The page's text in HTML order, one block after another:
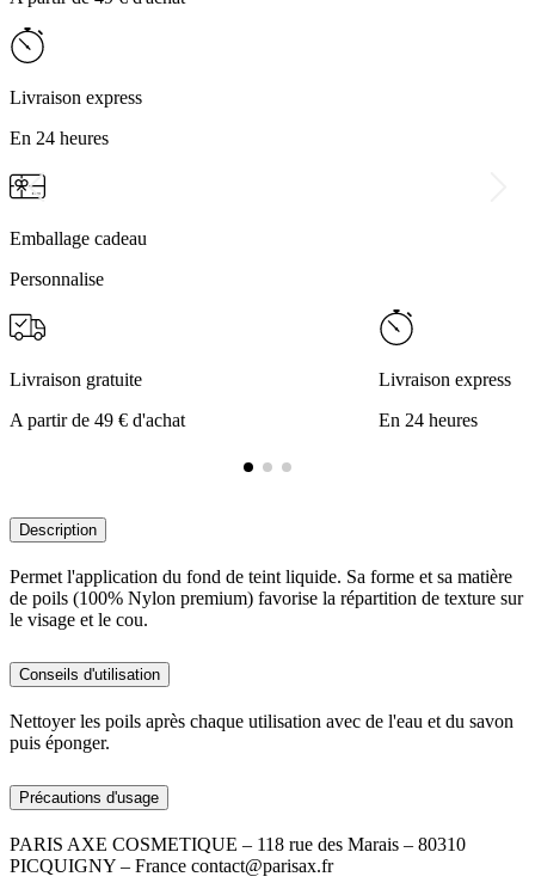
Livraison express
En 24 heures
Emballage cadeau
Personnalise
Livraison gratuite
A partir de 49 € d'achat
Livraison express
En 24 heures
Description
Permet l'application du fond de teint liquide. Sa forme et sa matière
de poils (100% Nylon premium) favorise la répartition de texture sur
le visage et le cou.
Conseils d'utilisation
Nettoyer les poils après chaque utilisation avec de l'eau et du savon
puis éponger.
Précautions d'usage
PARIS AXE COSMETIQUE – 118 rue des Marais – 80310
PICQUIGNY – France contact@parisax.fr